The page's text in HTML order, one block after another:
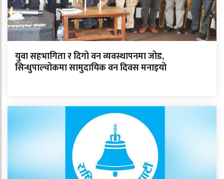
युवा सहभागिता र दिगो वन व्यवस्थापनमा जोड,
सिन्धुपाल्चोकमा सामुदायिक वन दिवस मनाइयो